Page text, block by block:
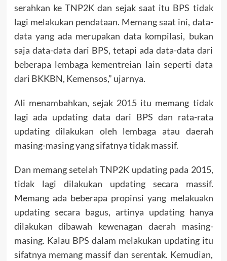
serahkan ke TNP2K dan sejak saat itu BPS tidak
lagi melakukan pendataan. Memang saat ini, data-
data yang ada merupakan data kompilasi, bukan
saja data-data dari BPS, tetapi ada data-data dari
beberapa lembaga kementreian lain seperti data
dari BKKBN, Kemensos,” ujarnya.
Ali menambahkan, sejak 2015 itu memang tidak
lagi ada updating data dari BPS dan rata-rata
updating dilakukan oleh lembaga atau daerah
masing-masing yang sifatnya tidak massif.
Dan memang setelah TNP2K updating pada 2015,
tidak lagi dilakukan updating secara massif.
Memang ada beberapa propinsi yang melakuakn
updating secara bagus, artinya updating hanya
dilakukan dibawah kewenagan daerah masing-
masing. Kalau BPS dalam melakukan updating itu
sifatnya memang massif dan serentak. Kemudian,